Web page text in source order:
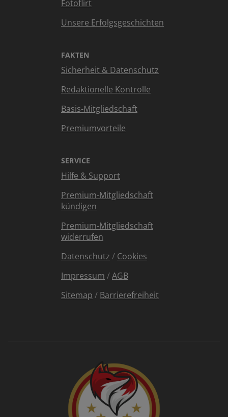
Fotoflirt
Unsere Erfolgsgeschichten
FAKTEN
Sicherheit & Datenschutz
Redaktionelle Kontrolle
Basis-Mitgliedschaft
Premiumvorteile
SERVICE
Hilfe & Support
Premium-Mitgliedschaft
kündigen
Premium-Mitgliedschaft
widerrufen
Datenschutz / Cookies
Impressum /AGB
Sitemap / Barrierefreiheit